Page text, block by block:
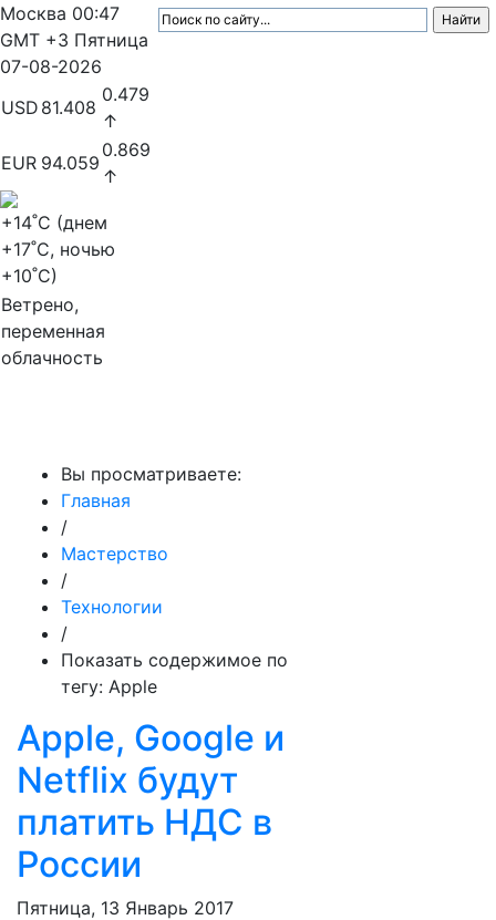
Москва 00:47
GMT +3 Пятница
07-08-2026
USD 81.408
0.479
↑
EUR 94.059
0.869
↑
+14˚C (днем
+17˚C, ночью
+10˚C)
Ветрено,
переменная
облачность
Вы просматриваете:
Главная
/
Мастерство
/
Технологии
/
Показать содержимое по
тегу: Apple
Apple, Google и
Netflix будут
платить НДС в
России
Пятница, 13 Январь 2017